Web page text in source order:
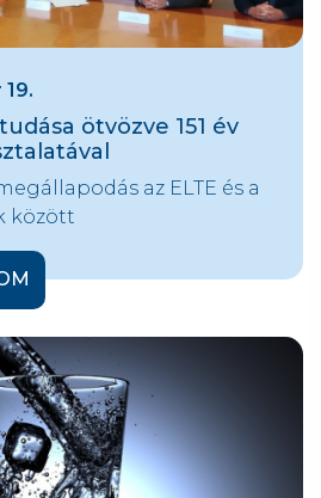
ötvözve 151 év
az ELTE és a
között